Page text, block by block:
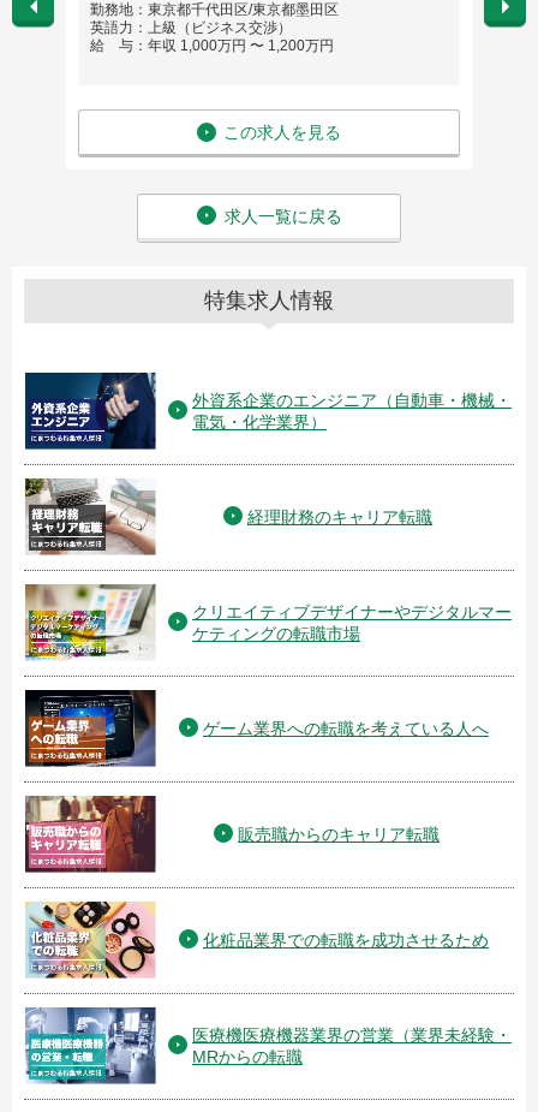
勤務地：東京都千代田区/東京都墨田区
英語力：上級（ビジネス交渉）
給 与：年収 1,000万円 〜 1,200万円
この求人を見る
勤務
英語
求人一覧に戻る
特集求人情報
外資系企業のエンジニア（自動車・機械・
電気・化学業界）
経理財務のキャリア転職
クリエイティブデザイナーやデジタルマー
ケティングの転職市場
ゲーム業界への転職を考えている人へ
販売職からのキャリア転職
化粧品業界での転職を成功させるため
医療機医療機器業界の営業（業界未経験・
MRからの転職